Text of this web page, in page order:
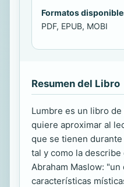
Formatos
PDF, EPUB, MOBI
Resumen del Libro
Lumbre es un libro
quiere aproximar al
que se tienen
tal y como la
Abraham Maslow:
características